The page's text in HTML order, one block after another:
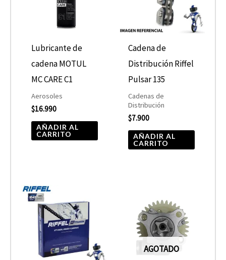
Lubricante de
cadena MOTUL
MC CARE C1
Aerosoles
$16.990
AÑADIR AL
CARRITO
Cadena de
Distribución Riffel
Pulsar 135
Cadenas de
Distribución
$7.900
AÑADIR AL
CARRITO
AGOTADO